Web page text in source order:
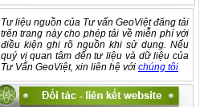
Tư liệu nguồn của Tư vấn GeoViệt đăng tải
trên trang này cho phép tải về miễn phí với
điều kiện ghi rõ nguồn khi sử dụng. Nếu
quý vị quan tâm đến tư liệu và dữ liệu của
Tư Vấn GeoViệt, xin liên hệ với chúng tôi